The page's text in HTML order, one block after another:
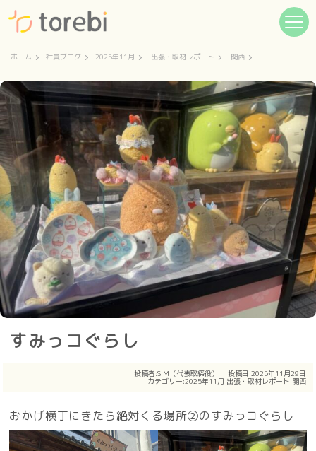
ホーム 社員ブログ 2025年11月 出張・取材レポート 関西
すみっコぐらし
投稿者:S.M（代表取締役） 投稿日:2025年11月29日
カテゴリー:2025年11月 出張・取材レポート 関西
おかげ横丁にきたら絶対くる場所②のすみっコぐらし